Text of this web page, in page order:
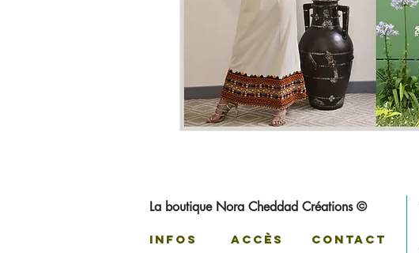
La boutique Nora Cheddad Créations ©
Infos Accès C ontact